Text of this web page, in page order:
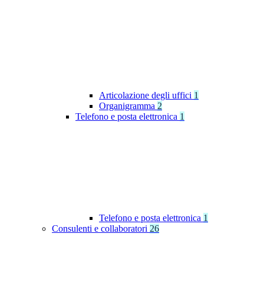
Articolazione degli uffici 1
Organigramma 2
Telefono e posta elettronica 1
Telefono e posta elettronica 1
Consulenti e collaboratori 26